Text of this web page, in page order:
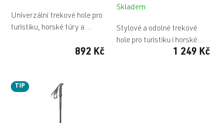
892 Kč
Univerzální trekové hole pro
turistiku, horské túry a...
Skladem
1 249 Kč
Stylové a odolné trekové
hole pro turistiku i horské...
TIP